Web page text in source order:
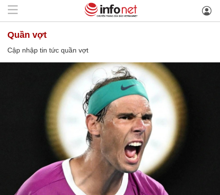
quần vợt
Cập nhập tin tức quần vợt